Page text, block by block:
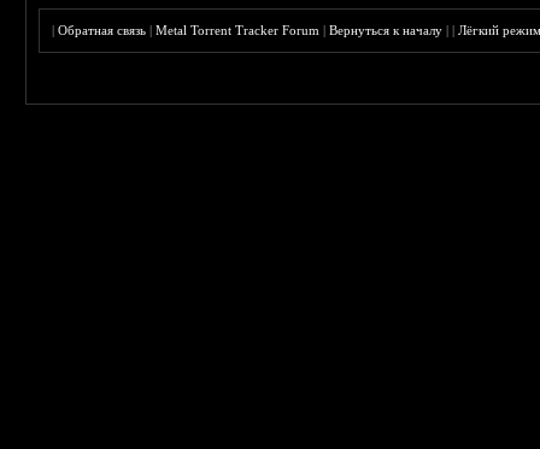
|Обратная связь |Metal Torrent Tracker Forum |Вернуться к началу ||Лёгкий